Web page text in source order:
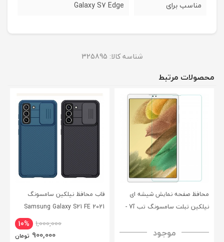
مناسب برای Galaxy S7 Edge
شناسه کالا: 325895
محصولات مرتبط
محافظ صفحه نمایش شیشه ای
نیلکین تبلت سامسونگ تب آ7 -
H+ Anti-explosion Tempered
موجود
قاب محافظ نیلکین سامسونگ
Samsung Galaxy S21 FE 2021
10% 1,000,000
900,000 تومان